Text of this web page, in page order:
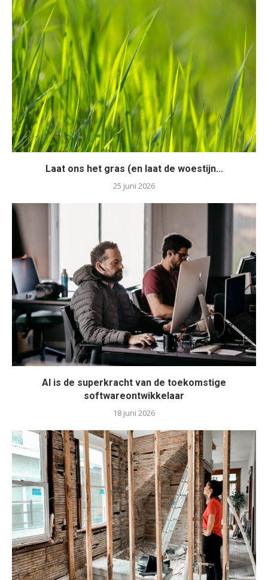
Laat ons het gras (en laat de woestijn...
25 juni 2026
AI is de superkracht van de toekomstige
softwareontwikkelaar
18 juni 2026